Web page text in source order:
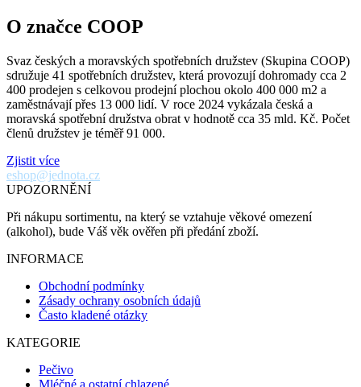
O značce COOP
Svaz českých a moravských spotřebních družstev (Skupina COOP)
sdružuje 41 spotřebních družstev, která provozují dohromady cca 2
400 prodejen s celkovou prodejní plochou okolo 400 000 m2 a
zaměstnávají přes 13 000 lidí. V roce 2024 vykázala česká a
moravská spotřební družstva obrat v hodnotě cca 35 mld. Kč. Počet
členů družstev je téměř 91 000.
Zjistit více
eshop@jednota.cz
UPOZORNĚNÍ
Při nákupu sortimentu, na který se vztahuje věkové omezení
(alkohol), bude Váš věk ověřen při předání zboží.
INFORMACE
Obchodní podmínky
Zásady ochrany osobních údajů
Často kladené otázky
KATEGORIE
Pečivo
Mléčné a ostatní chlazené